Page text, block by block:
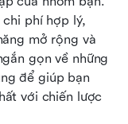
chi phí hợp lý,
mở rộng và
gọn về những
để giúp bạn
với chiến lược